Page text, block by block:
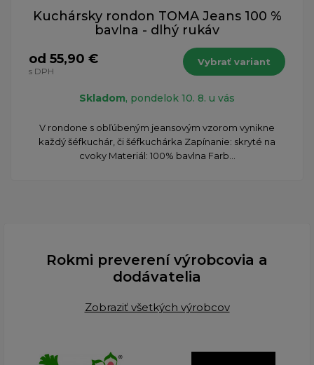
Kuchársky rondon TOMA Jeans 100 %
bavlna - dlhý rukáv
od 55,90 €
s DPH
Vybrať variant
Skladom, pondelok 10. 8. u vás
​V rondone s obľúbeným jeansovým vzorom vynikne
každý šéfkuchár, či šéfkuchárka Zapínanie: skryté na
cvoky Materiál: 100% bavlna Farb...
Rokmi preverení výrobcovia a
dodávatelia
Zobraziť všetkých výrobcov